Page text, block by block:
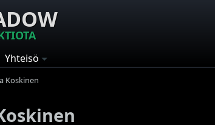
Yhteisö
Koskinen